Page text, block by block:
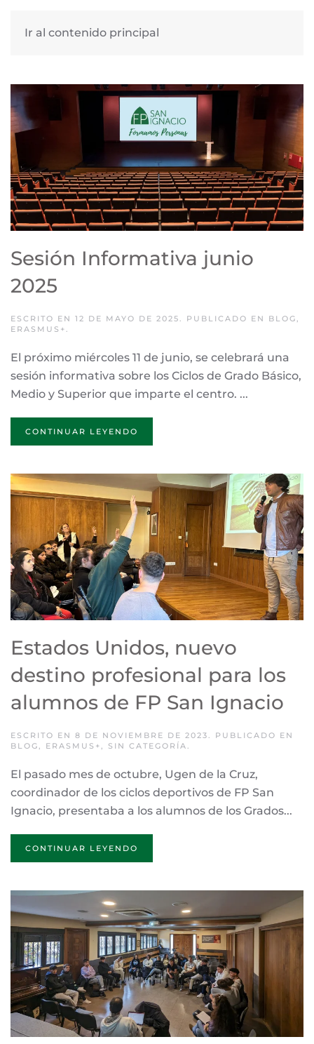
Ir al contenido principal
Sesión Informativa junio
2025
ESCRITO EN 12 DE MAYO DE 2025. PUBLICADO EN BLOG,
ERASMUS+.
El próximo miércoles 11 de junio, se celebrará una
sesión informativa sobre los Ciclos de Grado Básico,
Medio y Superior que imparte el centro. ...
CONTINUAR LEYENDO
Estados Unidos, nuevo
destino profesional para los
alumnos de FP San Ignacio
ESCRITO EN 8 DE NOVIEMBRE DE 2023. PUBLICADO EN
BLOG, ERASMUS+, SIN CATEGORÍA.
El pasado mes de octubre, Ugen de la Cruz,
coordinador de los ciclos deportivos de FP San
Ignacio, presentaba a los alumnos de los Grados...
CONTINUAR LEYENDO